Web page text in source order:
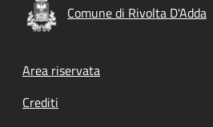
Comune di Rivolta D'Adda
Footer menu
Area riservata
Crediti